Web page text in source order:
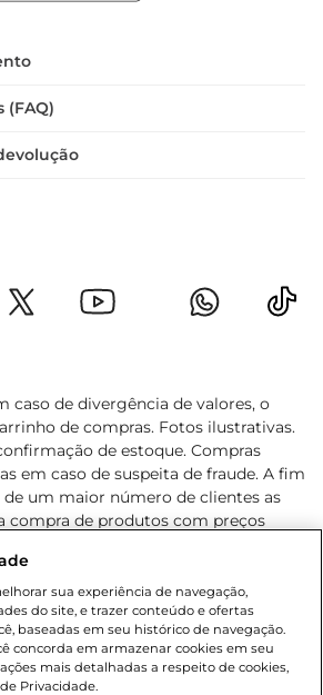
a qualidade, este reserva é
Cada garrafa incorpora o
(FAQ)
caso de divergência de valores, o
de compras. Fotos ilustrativas.
de estoque. Compras
em caso de suspeita de fraude. A fim
de um maior número de clientes as
compra de produtos com preços
e condições são exclusivos para
durante o dia de hoje, podendo
prévia notificação. Proibida a venda
para menores de 18 anos, conforme
inciso II (Estatuto da Criança e do
e condições exclusivos para o
sua experiência de navegação,
do site, e trazer conteúdo e ofertas
baseadas em seu histórico de navegação.
concorda em armazenar cookies em seu
mais detalhadas a respeito de cookies,
Privacidade.